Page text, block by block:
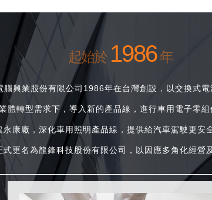
起始於 1986年
興業股份有限公司1986年在台灣創設，以交換式電
轉型需求下，導入新的產品線，進行車用電子零組
康廠，深化車用照明產品線，提供給汽車駕駛更安
更名為龍鋒科技股份有限公司，以因應多角化經營